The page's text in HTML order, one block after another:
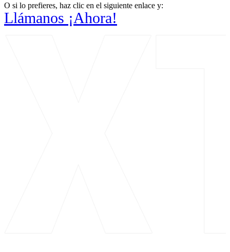
O si lo prefieres, haz clic en el siguiente enlace y:
Llámanos ¡Ahora!